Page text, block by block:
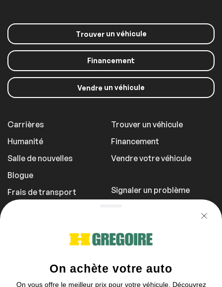
Trouverun véhicule
Financement
Vendre un véhicule
Carrières
Humanité
Salle de nouvelles
Blogue
Frais de transport
Trouver un véhicule
Financement
Vendre votre véhicule
Signaler un problème
Vous pouvez nous contacter entre 9h et